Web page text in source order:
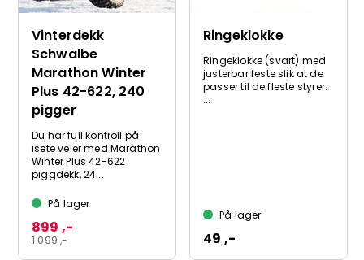
Vinterdekk
Schwalbe
Marathon Winter
Plus 42-622, 240
pigger
Du har full kontroll på
isete veier med Marathon
Winter Plus 42-622
piggdekk, 24...
På lager
1 099 ,-
899 ,-
Ringeklokke
Ringeklokke (svart) med
justerbar feste slik at de
passer til de fleste styrer.
...
På lager
49 ,-